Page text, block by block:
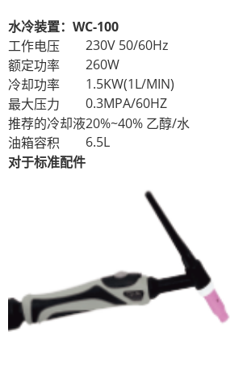
水冷装置：WC-100
工作电压
230V 50/60Hz
额定功率
260W
冷却功率
1.5KW(1L/MIN)
最大压力
0.3MPA/60HZ
推荐的冷却液20%~40% 乙醇/水
油箱容积
6.5L
对于标准配件